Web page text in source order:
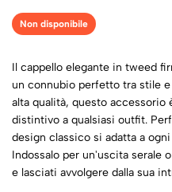
Non disponibile
Il cappello elegante in tweed
un connubio perfetto tra stile
alta qualità, questo accessorio
distintivo a qualsiasi outfit.
design classico si adatta a ogni
Indossalo per un'uscita serale
e lasciati avvolgere dalla sua